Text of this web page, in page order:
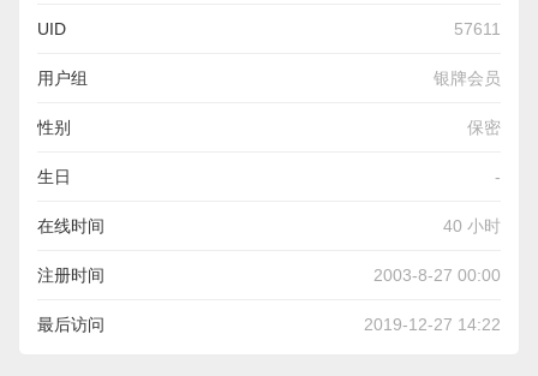
UID 57611
用户组 银牌会员
性别 保密
生日 -
在线时间 40 小时
注册时间 2003-8-27 00:00
最后访问 2019-12-27 14:22